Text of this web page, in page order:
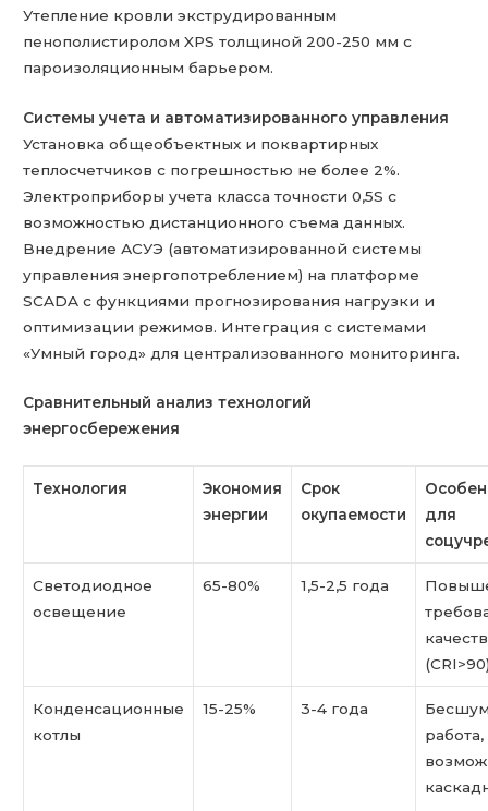
Утепление кровли экструдированным
пенополистиролом XPS толщиной 200-250 мм с
пароизоляционным барьером.
Системы учета и автоматизированного управления
Установка общеобъектных и поквартирных
теплосчетчиков с погрешностью не более 2%.
Электроприборы учета класса точности 0,5S с
возможностью дистанционного съема данных.
Внедрение АСУЭ (автоматизированной системы
управления энергопотреблением) на платформе
SCADA с функциями прогнозирования нагрузки и
оптимизации режимов. Интеграция с системами
«Умный город» для централизованного мониторинга.
Сравнительный анализ технологий
энергосбережения
Технология
Экономия
энергии
Срок
окупаемости
для
Светодиодное
освещение
65-80% 1,5-2,5 года
Конденсационные
котлы
15-25% 3-4 года
работа,